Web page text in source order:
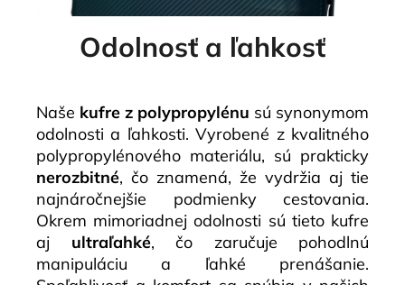
Odolnosť a ľahkosť
Naše kufre z polypropylénu sú synonymom
odolnosti a ľahkosti. Vyrobené z kvalitného
polypropylénového materiálu, sú prakticky
nerozbitné, čo znamená, že vydržia aj tie
najnáročnejšie podmienky cestovania.
Okrem mimoriadnej odolnosti sú tieto kufre
aj ultraľahké, čo zaručuje pohodlnú
manipuláciu a ľahké prenášanie.